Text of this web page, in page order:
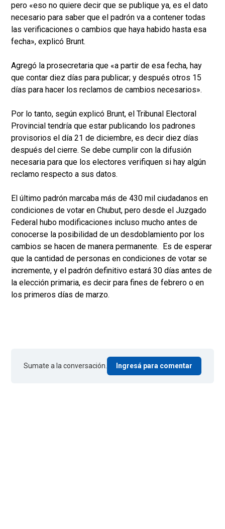
pero «eso no quiere decir que se publique ya, es el dato
necesario para saber que el padrón va a contener todas
las verificaciones o cambios que haya habido hasta esa
fecha», explicó Brunt.
Agregó la prosecretaria que «a partir de esa fecha, hay
que contar diez días para publicar; y después otros 15
días para hacer los reclamos de cambios necesarios».
Por lo tanto, según explicó Brunt, el Tribunal Electoral
Provincial tendría que estar publicando los padrones
provisorios el día 21 de diciembre, es decir diez días
después del cierre. Se debe cumplir con la difusión
necesaria para que los electores verifiquen si hay algún
reclamo respecto a sus datos.
El último padrón marcaba más de 430 mil ciudadanos en
condiciones de votar en Chubut, pero desde el Juzgado
Federal hubo modificaciones incluso mucho antes de
conocerse la posibilidad de un desdoblamiento por los
cambios se hacen de manera permanente. Es de esperar
que la cantidad de personas en condiciones de votar se
incremente, y el padrón definitivo estará 30 días antes de
la elección primaria, es decir para fines de febrero o en
los primeros días de marzo.
Sumate a la conversación. Ingresá para comentar